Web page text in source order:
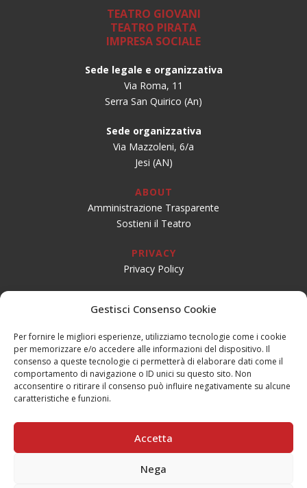
Gestisci Consenso Cookie
Per fornire le migliori esperienze, utilizziamo tecnologie come i cookie
per memorizzare e/o accedere alle informazioni del dispositivo. Il
consenso a queste tecnologie ci permetterà di elaborare dati come il
comportamento di navigazione o ID unici su questo sito. Non
acconsentire o ritirare il consenso può influire negativamente su alcune
caratteristiche e funzioni.
Accetta
Nega
TEATRO GIOVANI
TEATRO PIRATA
IMPRESA SOCIALE
Sede legale e organizzativa
Via Roma, 11
Serra San Quirico (An)
Sede organizzativa
Via Mazzoleni, 6/a
Jesi (AN)
ABOUT
Amministrazione Trasparente
Sostieni il Teatro
PRIVACY
Privacy Policy
CONTATTI
Email:info@teatrogiovaniteatropirata.it
PEC:atg@pec.teatrogiovani.com
Mobile: 334.1684688
Sede Serra San Quirico